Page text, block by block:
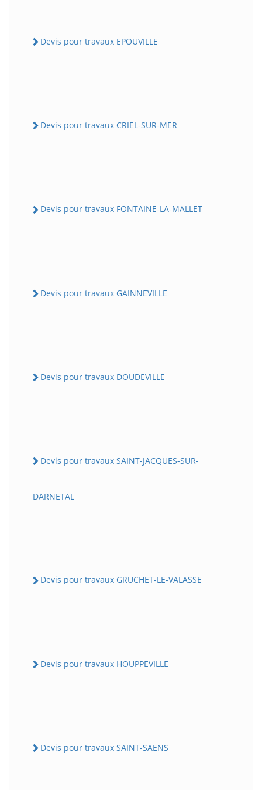
Devis pour travaux EPOUVILLE
Devis pour travaux CRIEL-SUR-MER
Devis pour travaux FONTAINE-LA-MALLET
Devis pour travaux GAINNEVILLE
Devis pour travaux DOUDEVILLE
Devis pour travaux SAINT-JACQUES-SUR-
DARNETAL
Devis pour travaux GRUCHET-LE-VALASSE
Devis pour travaux HOUPPEVILLE
Devis pour travaux SAINT-SAENS